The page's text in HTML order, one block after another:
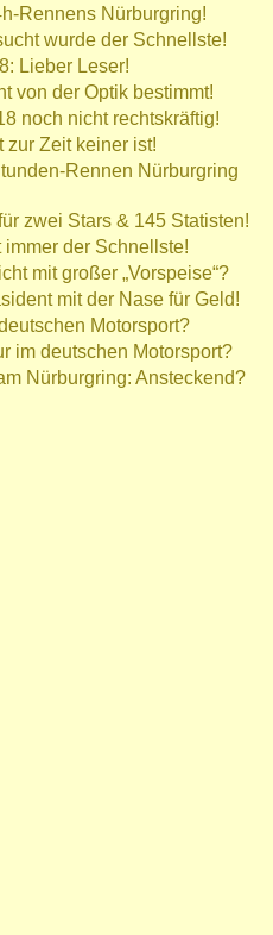
Rennens Nürburgring!
wurde der Schnellste!
Lieber Leser!
von der Optik bestimmt!
noch nicht rechtskräftig!
zur Zeit keiner ist!
Rennen Nürburgring
zwei Stars & 145 Statisten!
der Schnellste!
mit großer „Vorspeise“?
mit der Nase für Geld!
Motorsport?
im deutschen Motorsport?
Nürburgring: Ansteckend?